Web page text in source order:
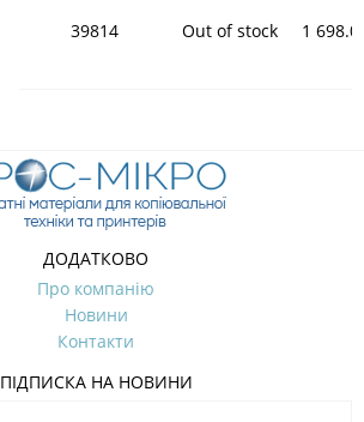
39814 Out of stock 1
ДОДАТКОВО
Про компанію
Новини
Контакти
ПІДПИСКА НА НОВИНИ